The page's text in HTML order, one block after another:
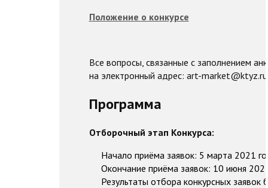
Положение о конкурсе
Все вопросы, связанные с заполнением
на электронный адрес: art-
Программа
Отборочный этап Конкурса:
Начало приёма заявок: 5 марта 2021
Окончание приёма заявок: 10 июня
Результаты отбора конкурсных